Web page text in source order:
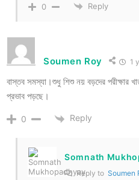
0 Reply
Soumen Roy 1
বাস্তব সমস্যা।শুধু শিশু নয় বড়দের পরীক্ষার
প্রভাব পড়ছে।
0 Reply
Somnath
Reply to Soumen